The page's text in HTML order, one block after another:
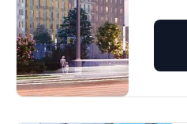
Разрешение на
Разрешение на
Разрешение на
Разрешение на
Разрешение на
Разрешение на
Разрешение на